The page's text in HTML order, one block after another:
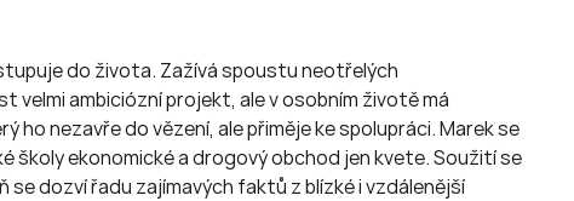
do života. Zažívá spoustu neotřelých
ambiciózní projekt, ale v osobním životě má
nezavře do vězení, ale přiměje ke spolupráci. Marek se
školy ekonomické a drogový obchod jen kvete. Soužití se
se dozví řadu zajímavých faktů z blízké i vzdálenější